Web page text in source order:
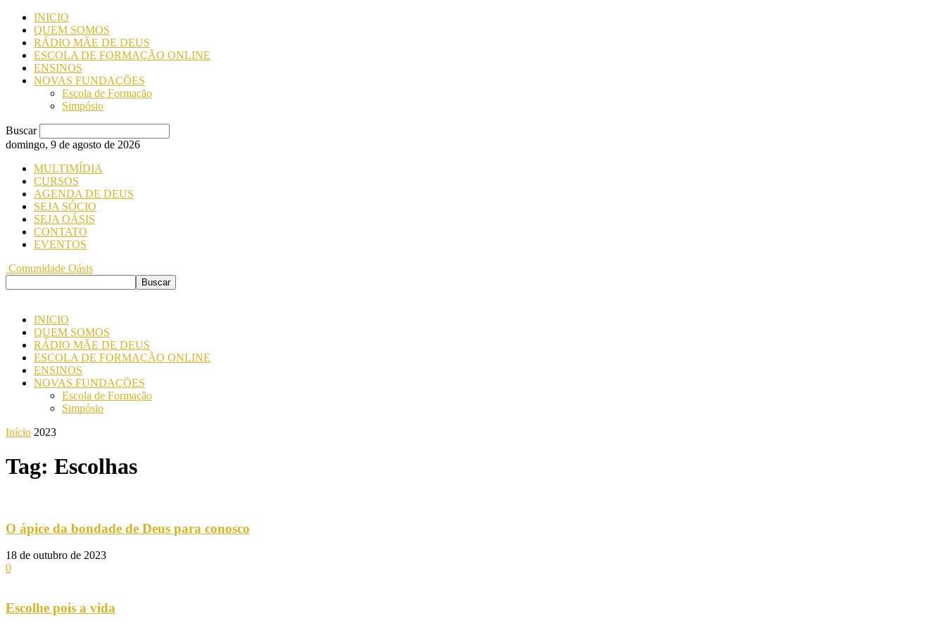
INICIO
QUEM SOMOS
RÁDIO MÃE DE DEUS
ESCOLA DE FORMAÇÃO ONLINE
ENSINOS
NOVAS FUNDAÇÕES
Escola de Formação
Simpósio
Buscar
domingo, 9 de agosto de 2026
MULTIMÍDIA
CURSOS
AGENDA DE DEUS
SEJA SÓCIO
SEJA OÁSIS
CONTATO
EVENTOS
Comunidade Oásis
INICIO
QUEM SOMOS
RÁDIO MÃE DE DEUS
ESCOLA DE FORMAÇÃO ONLINE
ENSINOS
NOVAS FUNDAÇÕES
Escola de Formação
Simpósio
Início 2023
Tag: Escolhas
O ápice da bondade de Deus para conosco
18 de outubro de 2023
0
Escolhe pois a vida